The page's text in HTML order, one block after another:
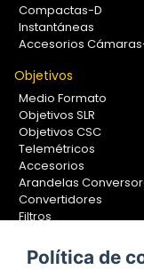
Compactas-D
Instantáneas
Accesorios
Objetivos
Medio Formato
Objetivos SLR
Objetivos CSC
Telemétricos
Accesorios
Arandelas
Convertidores
Filtros
Calibradores
Política de